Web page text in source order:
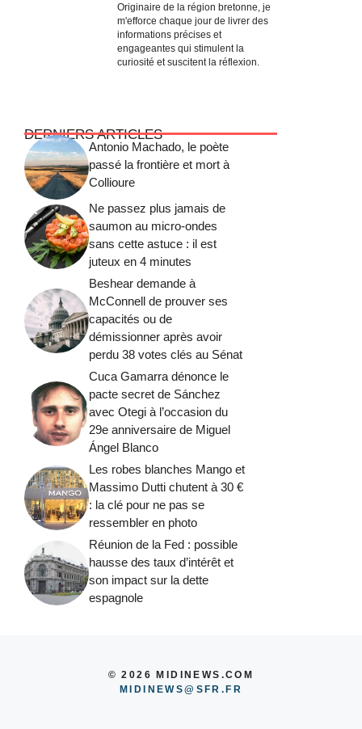
Originaire de la région bretonne, je
m'efforce chaque jour de livrer des
informations précises et
engageantes qui stimulent la
curiosité et suscitent la réflexion.
DERNIERS ARTICLES
Antonio Machado, le poète
passé la frontière et mort à
Collioure
Ne passez plus jamais de
saumon au micro-ondes
sans cette astuce : il est
juteux en 4 minutes
Beshear demande à
McConnell de prouver ses
capacités ou de
démissionner après avoir
perdu 38 votes clés au Sénat
Cuca Gamarra dénonce le
pacte secret de Sánchez
avec Otegi à l’occasion du
29e anniversaire de Miguel
Ángel Blanco
Les robes blanches Mango et
Massimo Dutti chutent à 30 €
: la clé pour ne pas se
ressembler en photo
Réunion de la Fed : possible
hausse des taux d’intérêt et
son impact sur la dette
espagnole
© 2026 MIDINEWS.COM
MIDINEWS@SFR.FR